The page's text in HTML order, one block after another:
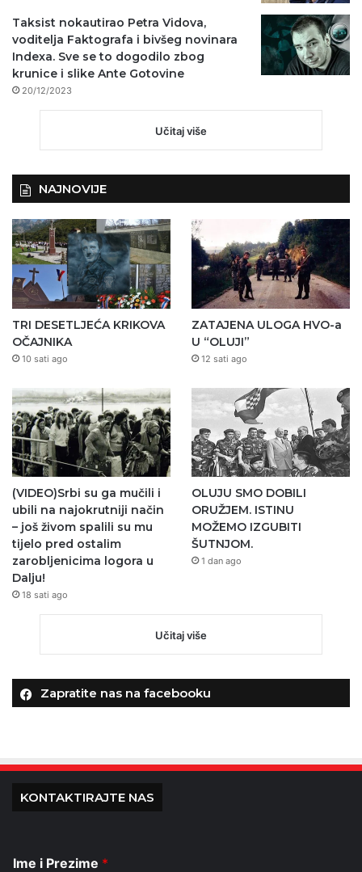
Taksist nokautirao Petra Vidova,
voditelja Faktografa i bivšeg novinara
Indexa. Sve se to dogodilo zbog
krunice i slike Ante Gotovine
20/12/2023
Učitaj više
NAJNOVIJE
TRI DESETLJEĆA KRIKOVA
OČAJNIKA
10 sati ago
ZATAJENA ULOGA HVO-a
U “OLUJI”
12 sati ago
(VIDEO)Srbi su ga mučili i
ubili na najokrutniji način
– još živom spalili su mu
tijelo pred ostalim
zarobljenicima logora u
Dalju!
18 sati ago
OLUJU SMO DOBILI
ORUŽJEM. ISTINU
MOŽEMO IZGUBITI
ŠUTNJOM.
1 dan ago
Učitaj više
Zapratite nas na facebooku
KONTAKTIRAJTE NAS
Ime i Prezime *